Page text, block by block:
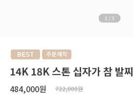
1 / 3
14K 18K 스톤 십자가 참 발찌
484,000원 722,000원